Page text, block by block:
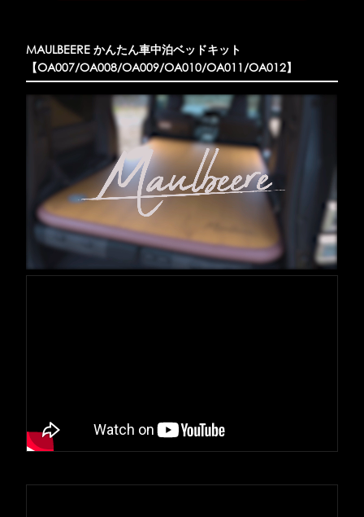
MAULBEERE かんたん車中泊ベッドキット
【OA007/OA008/OA009/OA010/OA011/OA012】